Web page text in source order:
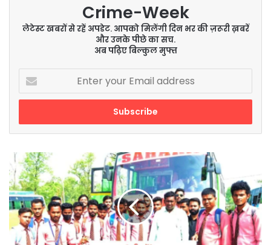
Crime-Week
लेटेस्ट खबरों से रहें अपडेट. आपको मिलेंगी दिन भर की ज़रूरी ख़बरें
और उनके पीछे का सच.
अब पढ़िए बिल्कुल मुफ्त
Enter
your
Email
विद्यार्थियों
ने
लुंबनी
में
जाकर
किया
अध्यनन